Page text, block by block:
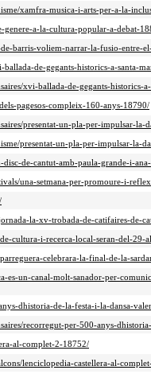
xamfra-musica-i-arts-per-a-la-
a-la-cultura-popular-a-debat-
barris-voliem-narrar-la-fusio-entre-
de-gegants-historics-a-santa-
xvi-ballada-de-gegants-historics-
pagesos-compleix-160-anys-18790/
presentat-un-pla-per-impulsar-la-
presentat-un-pla-per-impulsar-la-
de-cantut-amb-paula-grande-i-
una-setmana-per-promoure-i-
la-xv-trobada-de-catifaires-de-
cultura-i-recerca-local-seran-del-
celebrara-la-final-de-la-
es-un-canal-molt-sanador-per-
dhistoria-de-la-festa-i-la-dansa-
recorregut-per-500-anys-
al-complet-2-18752/
lenciclopedia-castellera-al-